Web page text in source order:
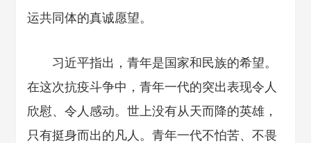
运共同体的真诚愿望。
习近平指出，青年是国家和民族的希望。
在这次抗疫斗争中，青年一代的突出表现令人
欣慰、令人感动。世上没有从天而降的英雄，
只有挺身而出的凡人。青年一代不怕苦、不畏